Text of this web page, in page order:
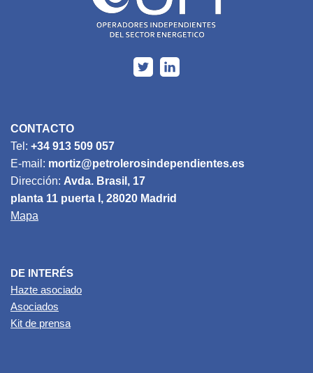
CONTACTO
Tel: +34 913 509 057
E-mail: mortiz@petrolerosindependientes.es
Dirección: Avda. Brasil, 17
planta 11 puerta I, 28020 Madrid
Mapa
DE INTERÉS
Hazte asociado
Asociados
Kit de prensa